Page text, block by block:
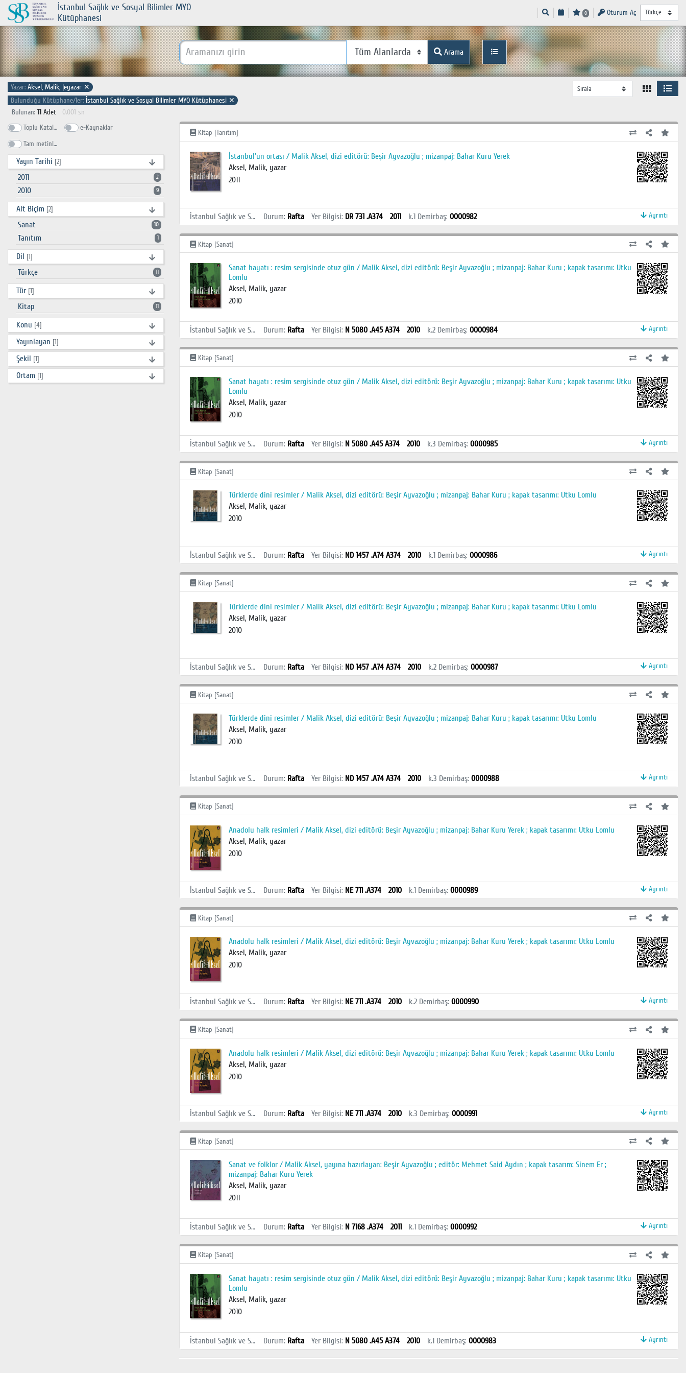
İstanbul Sağlık ve Sosyal Bilimler MYO
Kütüphanesi
0 Oturum Aç
Arama
Yazar: Aksel, Malik, |eyazar ✕
Bulunduğu Kütüphane/ler: İstanbul Sağlık ve Sosyal Bilimler MYO Kütüphanesi ✕
Bulunan: 11 Adet
0.001 sn
Toplu Katalog
e-Kaynaklar
Tam metinlerde ara
Yayın Tarihi [2]
2011 2
2010 9
Alt Biçim [2]
Sanat 10
Tanıtım 1
Dil [1]
Türkçe 11
Tür [1]
Kitap 11
Konu [4]
Yayınlayan [1]
Şekil [1]
Ortam [1]
Kitap [Tanıtım]
İstanbul’un ortası / Malik Aksel, dizi editörü: Beşir Ayvazoğlu ; mizanpaj: Bahar Kuru Yerek
Aksel, Malik, yazar
2011
İstanbul Sağlık ve Sosyal Bilimler MYO Kütüphanesi Durum: Rafta Yer Bilgisi: DR 731 .A374 2011 k.1 Demirbaş: 0000982 Ayrıntı
Kitap [Sanat]
Sanat hayatı : resim sergisinde otuz gün / Malik Aksel, dizi editörü: Beşir Ayvazoğlu ; mizanpaj: Bahar Kuru ; kapak tasarımı: Utku
Lomlu
Aksel, Malik, yazar
2010
İstanbul Sağlık ve Sosyal Bilimler MYO Kütüphanesi Durum: Rafta Yer Bilgisi: N 5080 .A45 A374 2010 k.2 Demirbaş: 0000984 Ayrıntı
Kitap [Sanat]
Sanat hayatı : resim sergisinde otuz gün / Malik Aksel, dizi editörü: Beşir Ayvazoğlu ; mizanpaj: Bahar Kuru ; kapak tasarımı: Utku
Lomlu
Aksel, Malik, yazar
2010
İstanbul Sağlık ve Sosyal Bilimler MYO Kütüphanesi Durum: Rafta Yer Bilgisi: N 5080 .A45 A374 2010 k.3 Demirbaş: 0000985 Ayrıntı
Kitap [Sanat]
Türklerde dini resimler / Malik Aksel, dizi editörü: Beşir Ayvazoğlu ; mizanpaj: Bahar Kuru ; kapak tasarımı: Utku Lomlu
Aksel, Malik, yazar
2010
İstanbul Sağlık ve Sosyal Bilimler MYO Kütüphanesi Durum: Rafta Yer Bilgisi: ND 1457 .A74 A374 2010 k.1 Demirbaş: 0000986 Ayrıntı
Kitap [Sanat]
Türklerde dini resimler / Malik Aksel, dizi editörü: Beşir Ayvazoğlu ; mizanpaj: Bahar Kuru ; kapak tasarımı: Utku Lomlu
Aksel, Malik, yazar
2010
İstanbul Sağlık ve Sosyal Bilimler MYO Kütüphanesi Durum: Rafta Yer Bilgisi: ND 1457 .A74 A374 2010 k.2 Demirbaş: 0000987 Ayrıntı
Kitap [Sanat]
Türklerde dini resimler / Malik Aksel, dizi editörü: Beşir Ayvazoğlu ; mizanpaj: Bahar Kuru ; kapak tasarımı: Utku Lomlu
Aksel, Malik, yazar
2010
İstanbul Sağlık ve Sosyal Bilimler MYO Kütüphanesi Durum: Rafta Yer Bilgisi: ND 1457 .A74 A374 2010 k.3 Demirbaş: 0000988 Ayrıntı
Kitap [Sanat]
Anadolu halk resimleri / Malik Aksel, dizi editörü: Beşir Ayvazoğlu ; mizanpaj: Bahar Kuru Yerek ; kapak tasarımı: Utku Lomlu
Aksel, Malik, yazar
2010
İstanbul Sağlık ve Sosyal Bilimler MYO Kütüphanesi Durum: Rafta Yer Bilgisi: NE 711 .A374 2010 k.1 Demirbaş: 0000989 Ayrıntı
Kitap [Sanat]
Anadolu halk resimleri / Malik Aksel, dizi editörü: Beşir Ayvazoğlu ; mizanpaj: Bahar Kuru Yerek ; kapak tasarımı: Utku Lomlu
Aksel, Malik, yazar
2010
İstanbul Sağlık ve Sosyal Bilimler MYO Kütüphanesi Durum: Rafta Yer Bilgisi: NE 711 .A374 2010 k.2 Demirbaş: 0000990 Ayrıntı
Kitap [Sanat]
Anadolu halk resimleri / Malik Aksel, dizi editörü: Beşir Ayvazoğlu ; mizanpaj: Bahar Kuru Yerek ; kapak tasarımı: Utku Lomlu
Aksel, Malik, yazar
2010
İstanbul Sağlık ve Sosyal Bilimler MYO Kütüphanesi Durum: Rafta Yer Bilgisi: NE 711 .A374 2010 k.3 Demirbaş: 0000991 Ayrıntı
Kitap [Sanat]
Sanat ve folklor / Malik Aksel, yayına hazırlayan: Beşir Ayvazoğlu ; editör: Mehmet Said Aydın ; kapak tasarım: Sinem Er ;
mizanpaj: Bahar Kuru Yerek
Aksel, Malik, yazar
2011
İstanbul Sağlık ve Sosyal Bilimler MYO Kütüphanesi Durum: Rafta Yer Bilgisi: N 7168 .A374 2011 k.1 Demirbaş: 0000992 Ayrıntı
Kitap [Sanat]
Sanat hayatı : resim sergisinde otuz gün / Malik Aksel, dizi editörü: Beşir Ayvazoğlu ; mizanpaj: Bahar Kuru ; kapak tasarımı: Utku
Lomlu
Aksel, Malik, yazar
2010
İstanbul Sağlık ve Sosyal Bilimler MYO Kütüphanesi Durum: Rafta Yer Bilgisi: N 5080 .A45 A374 2010 k.1 Demirbaş: 0000983 Ayrıntı